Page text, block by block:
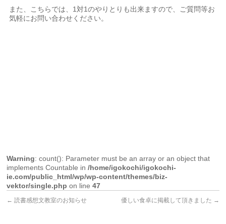
また、こちらでは、1対1のやりとりも出来ますので、ご質問等お
気軽にお問い合わせください。
Warning: count(): Parameter must be an array or an object that
implements Countable in/home/igokochi/igokochi-
ie.com/public_html/wp/wp-content/themes/biz-
vektor/single.php on line47
← 読書感想文教室のお知らせ 優しい食卓に掲載して頂きました →